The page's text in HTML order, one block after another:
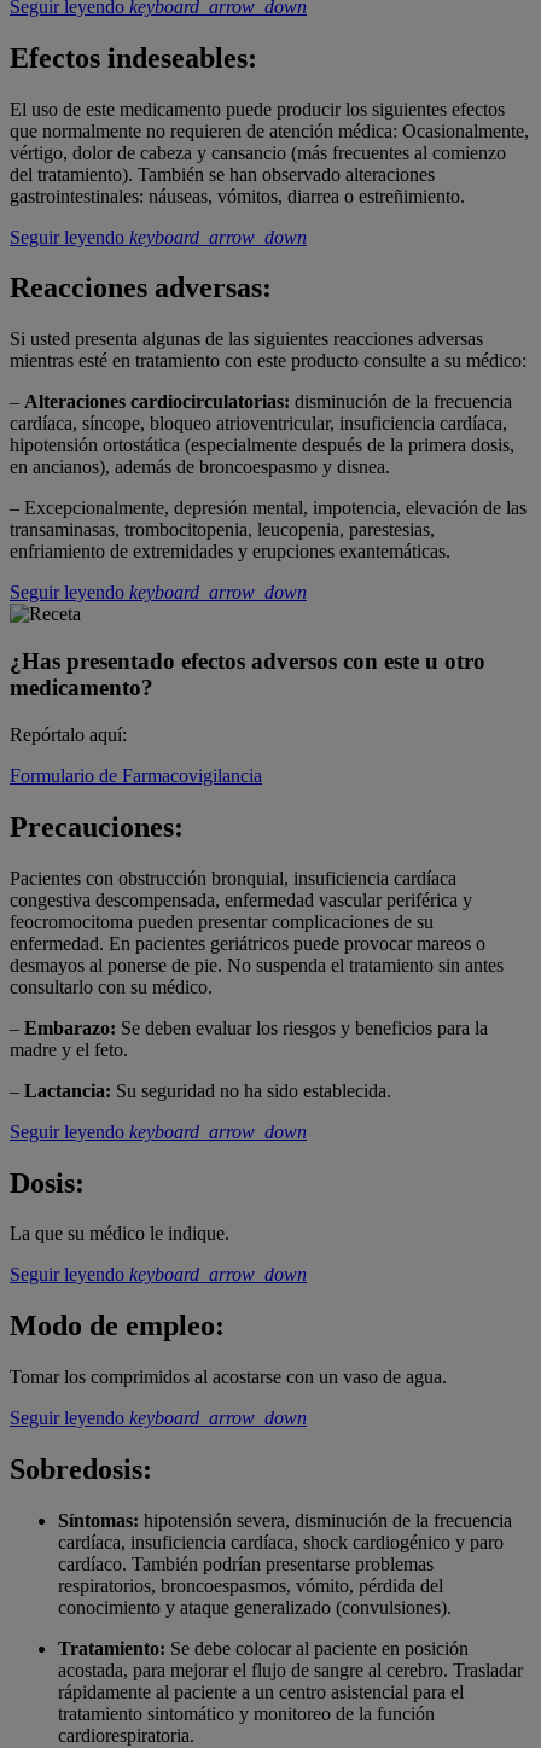
Seguir leyendo keyboard_arrow_down
Efectos indeseables:
El uso de este medicamento puede producir los siguientes efectos
que normalmente no requieren de atención médica: Ocasionalmente,
vértigo, dolor de cabeza y cansancio (más frecuentes al comienzo
del tratamiento). También se han observado alteraciones
gastrointestinales: náuseas, vómitos, diarrea o estreñimiento.
Seguir leyendo keyboard_arrow_down
Reacciones adversas:
Si usted presenta algunas de las siguientes reacciones adversas
mientras esté en tratamiento con este producto consulte a su médico:
– Alteraciones cardiocirculatorias: disminución de la frecuencia
cardíaca, síncope, bloqueo atrioventricular, insuficiencia cardíaca,
hipotensión ortostática (especialmente después de la primera dosis,
en ancianos), además de broncoespasmo y disnea.
– Excepcionalmente, depresión mental, impotencia, elevación de las
transaminasas, trombocitopenia, leucopenia, parestesias,
enfriamiento de extremidades y erupciones exantemáticas.
Seguir leyendo keyboard_arrow_down
¿Has presentado efectos adversos con este u otro
medicamento?
Repórtalo aquí:
Formulario de Farmacovigilancia
Precauciones:
Pacientes con obstrucción bronquial, insuficiencia cardíaca
congestiva descompensada, enfermedad vascular periférica y
feocromocitoma pueden presentar complicaciones de su
enfermedad. En pacientes geriátricos puede provocar mareos o
desmayos al ponerse de pie. No suspenda el tratamiento sin antes
consultarlo con su médico.
– Embarazo: Se deben evaluar los riesgos y beneficios para la
madre y el feto.
– Lactancia: Su seguridad no ha sido establecida.
Seguir leyendo keyboard_arrow_down
Dosis:
La que su médico le indique.
Seguir leyendo keyboard_arrow_down
Modo de empleo:
Tomar los comprimidos al acostarse con un vaso de agua.
Seguir leyendo keyboard_arrow_down
Sobredosis:
Síntomas: hipotensión severa, disminución de la frecuencia
cardíaca, insuficiencia cardíaca, shock cardiogénico y paro
cardíaco. También podrían presentarse problemas
respiratorios, broncoespasmos, vómito, pérdida del
conocimiento y ataque generalizado (convulsiones).
Tratamiento: Se debe colocar al paciente en posición
acostada, para mejorar el flujo de sangre al cerebro. Trasladar
rápidamente al paciente a un centro asistencial para el
tratamiento sintomático y monitoreo de la función
cardiorespiratoria.